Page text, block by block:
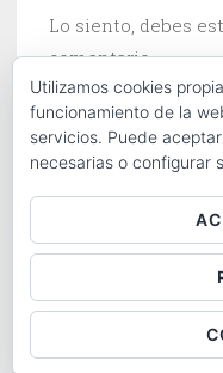
Lo siento, debes
comentario.
Utilizamos cookies
funcionamiento de la
servicios. Puede
necesarias o configurar